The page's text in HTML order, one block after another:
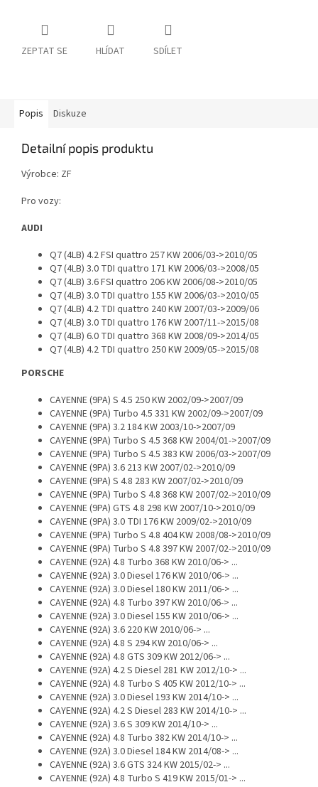
ZEPTAT SE HLÍDAT SDÍLET
Popis Diskuze
Detailní popis produktu
Výrobce: ZF
Pro vozy:
AUDI
Q7 (4LB) 4.2 FSI quattro 257 KW 2006/03->2010/05
Q7 (4LB) 3.0 TDI quattro 171 KW 2006/03->2008/05
Q7 (4LB) 3.6 FSI quattro 206 KW 2006/08->2010/05
Q7 (4LB) 3.0 TDI quattro 155 KW 2006/03->2010/05
Q7 (4LB) 4.2 TDI quattro 240 KW 2007/03->2009/06
Q7 (4LB) 3.0 TDI quattro 176 KW 2007/11->2015/08
Q7 (4LB) 6.0 TDI quattro 368 KW 2008/09->2014/05
Q7 (4LB) 4.2 TDI quattro 250 KW 2009/05->2015/08
PORSCHE
CAYENNE (9PA) S 4.5 250 KW 2002/09->2007/09
CAYENNE (9PA) Turbo 4.5 331 KW 2002/09->2007/09
CAYENNE (9PA) 3.2 184 KW 2003/10->2007/09
CAYENNE (9PA) Turbo S 4.5 368 KW 2004/01->2007/09
CAYENNE (9PA) Turbo S 4.5 383 KW 2006/03->2007/09
CAYENNE (9PA) 3.6 213 KW 2007/02->2010/09
CAYENNE (9PA) S 4.8 283 KW 2007/02->2010/09
CAYENNE (9PA) Turbo S 4.8 368 KW 2007/02->2010/09
CAYENNE (9PA) GTS 4.8 298 KW 2007/10->2010/09
CAYENNE (9PA) 3.0 TDI 176 KW 2009/02->2010/09
CAYENNE (9PA) Turbo S 4.8 404 KW 2008/08->2010/09
CAYENNE (9PA) Turbo S 4.8 397 KW 2007/02->2010/09
CAYENNE (92A) 4.8 Turbo 368 KW 2010/06-> ...
CAYENNE (92A) 3.0 Diesel 176 KW 2010/06-> ...
CAYENNE (92A) 3.0 Diesel 180 KW 2011/06-> ...
CAYENNE (92A) 4.8 Turbo 397 KW 2010/06-> ...
CAYENNE (92A) 3.0 Diesel 155 KW 2010/06-> ...
CAYENNE (92A) 3.6 220 KW 2010/06-> ...
CAYENNE (92A) 4.8 S 294 KW 2010/06-> ...
CAYENNE (92A) 4.8 GTS 309 KW 2012/06-> ...
CAYENNE (92A) 4.2 S Diesel 281 KW 2012/10-> ...
CAYENNE (92A) 4.8 Turbo S 405 KW 2012/10-> ...
CAYENNE (92A) 3.0 Diesel 193 KW 2014/10-> ...
CAYENNE (92A) 4.2 S Diesel 283 KW 2014/10-> ...
CAYENNE (92A) 3.6 S 309 KW 2014/10-> ...
CAYENNE (92A) 4.8 Turbo 382 KW 2014/10-> ...
CAYENNE (92A) 3.0 Diesel 184 KW 2014/08-> ...
CAYENNE (92A) 3.6 GTS 324 KW 2015/02-> ...
CAYENNE (92A) 4.8 Turbo S 419 KW 2015/01-> ...